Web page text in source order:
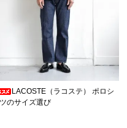
LACOSTE（ラコステ） ポロシ
のサイズ選び